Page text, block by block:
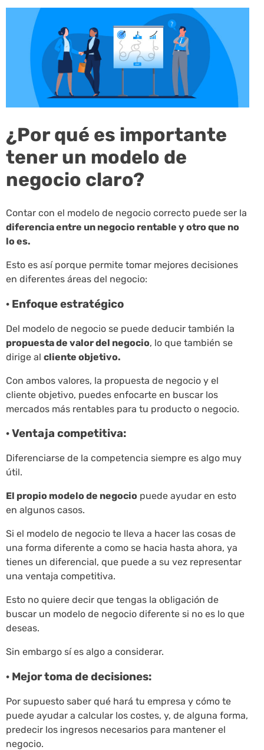
¿Por qué es importante
tener un modelo de
negocio claro?
Contar con el modelo de negocio correcto puede ser la
diferencia entre un negocio rentable y otro que no
lo es.
Esto es así porque permite tomar mejores decisiones
en diferentes áreas del negocio:
· Enfoque estratégico
Del modelo de negocio se puede deducir también la
propuesta de valor del negocio, lo que también se
dirige al cliente objetivo.
Con ambos valores, la propuesta de negocio y el
cliente objetivo, puedes enfocarte en buscar los
mercados más rentables para tu producto o negocio.
· Ventaja competitiva:
Diferenciarse de la competencia siempre es algo muy
útil.
El propio modelo de negocio puede ayudar en esto
en algunos casos.
Si el modelo de negocio te lleva a hacer las cosas de
una forma diferente a como se hacia hasta ahora, ya
tienes un diferencial, que puede a su vez representar
una ventaja competitiva.
Esto no quiere decir que tengas la obligación de
buscar un modelo de negocio diferente si no es lo que
deseas.
Sin embargo sí es algo a considerar.
· Mejor toma de decisiones:
Por supuesto saber qué hará tu empresa y cómo te
puede ayudar a calcular los costes, y, de alguna forma,
predecir los ingresos necesarios para mantener el
negocio.